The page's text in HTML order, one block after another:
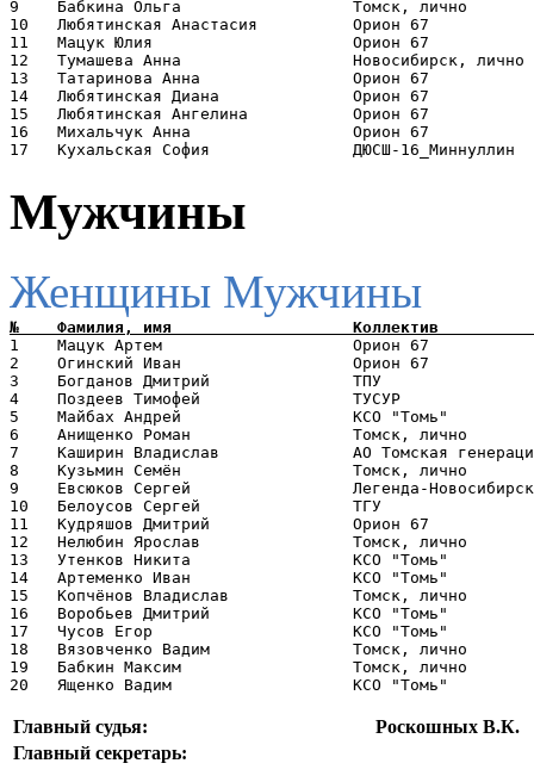
9    Бабкина Ольга                  Томск,
10   Любятинская Анастасия          Орион 67
11   Мацук Юлия                     Орион 67
12   Тумашева Анна                  Новосибирск,
13   Татаринова Анна
14   Любятинская Диана
15   Любятинская Ангелина
16   Михальчук Анна
Мужчины
Женщины Мужчины
1    Мацук Артем                    Орион 67
2    Огинский Иван                  Орион 67
3    Богданов Дмитрий               ТПУ
4    Поздеев Тимофей                ТУСУР
5    Майбах Андрей                  КСО "Томь"
6    Анищенко Роман                 Томск, лично
7    Каширин Владислав              АО Томская
8    Кузьмин Семён                  Томск,
9    Евсюков Сергей                 Легенда-
10   Белоусов Сергей                ТГУ
11   Кудряшов Дмитрий               Орион 67
12   Нелюбин Ярослав                Томск,
13   Утенков Никита                 КСО "Томь"
14   Артеменко Иван                 КСО "Томь"
15   Копчёнов Владислав             Томск,
16   Воробьев Дмитрий               КСО "Томь"
17   Чусов Егор                     КСО "Томь"
18   Вязовченко Вадим               Томск,
19   Бабкин Максим                  Томск, лично
Главный судья:
Роскошных В.К.
Главный секретарь: